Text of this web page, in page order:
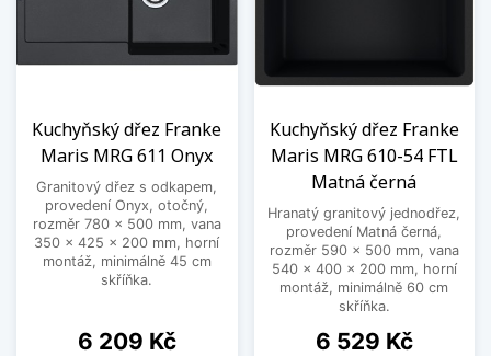
Kuchyňský dřez Franke
Maris MRG 611 Onyx
Granitový dřez s odkapem,
provedení Onyx, otočný,
rozměr 780 x 500 mm, vana
350 x 425 x 200 mm, horní
montáž, minimálně 45 cm
skříňka.
Cena
6 209 Kč
Kuchyňský dřez Franke
Maris MRG 610-54 FTL
Matná černá
Hranatý granitový jednodřez,
provedení Matná černá,
rozměr 590 x 500 mm, vana
540 x 400 x 200 mm, horní
montáž, minimálně 60 cm
skříňka.
Cena
6 529 Kč